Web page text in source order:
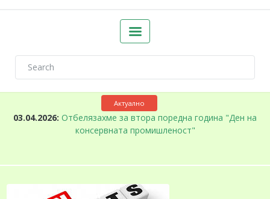
Актуално
03.04.2026: Отбелязахме за втора поредна година "Ден на
консервната промишленост"